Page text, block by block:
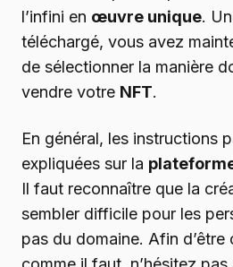
l’infini en œuvre unique.
téléchargé, vous avez
de sélectionner la manière
vendre votre NFT.
En général, les instructions
expliquées sur la
Il faut reconnaître que la
sembler difficile pour les
pas du domaine. Afin